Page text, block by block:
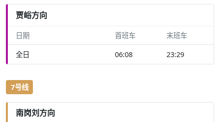
贾峪方向
日期 首班车 末班车
全日 06:08 23:29
7号线
南岗刘方向